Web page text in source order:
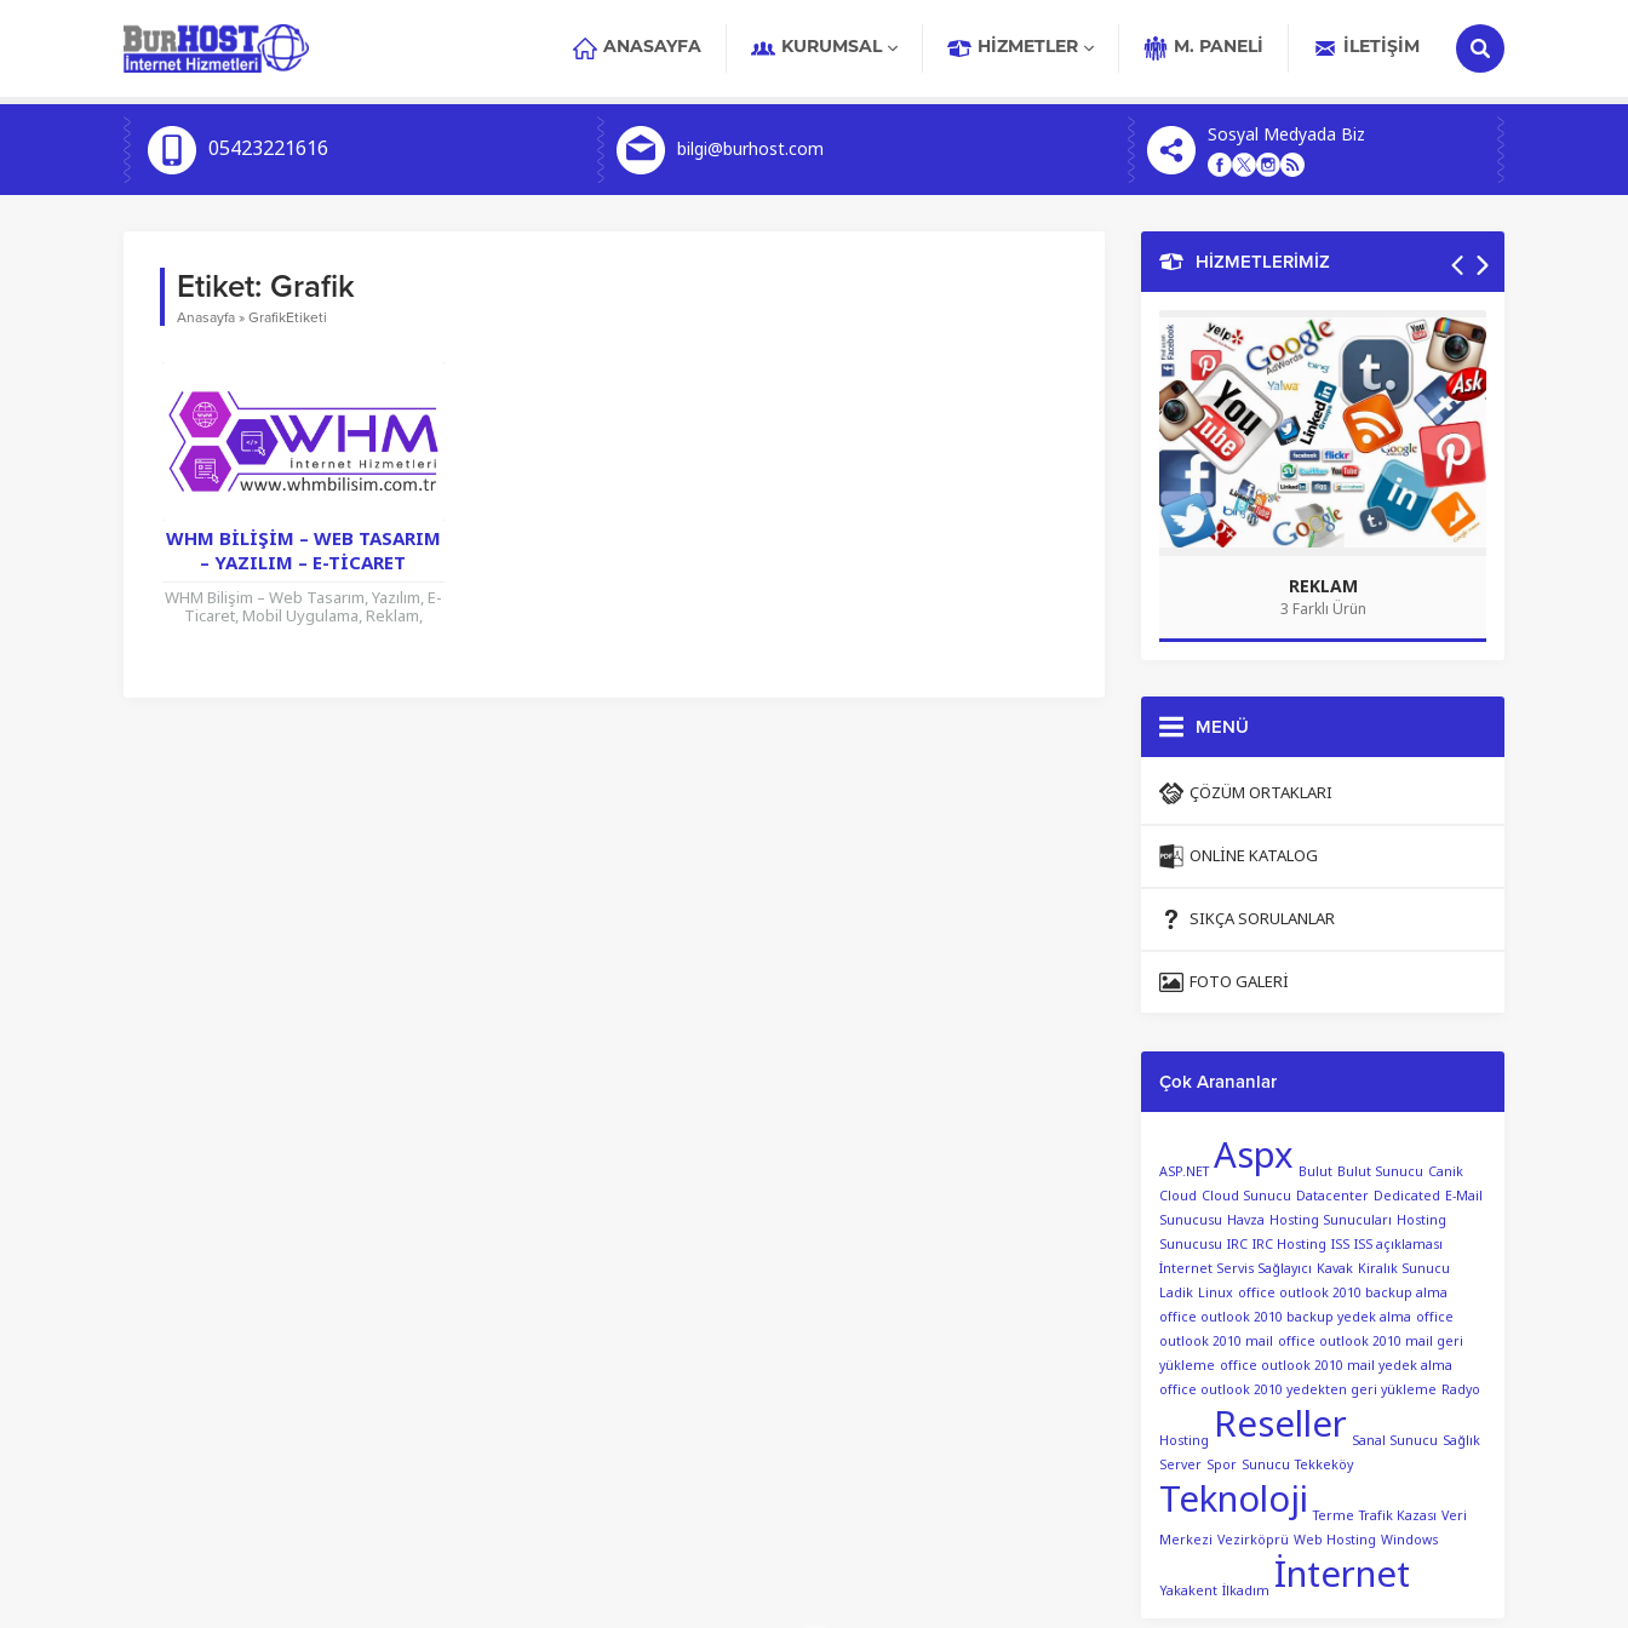
ANASAYFA KURUMSAL HIZMETLER M. PANELİ İLETIŞIM
05423221616 bilgi@burhost.com
Sosyal Medyada Biz
Etiket: Grafik
Anasayfa » GrafikEtiketi
WHM BILIŞIM – WEB TASARIM
– YAZILIM – E-TICARET
WHM Bilişim – Web Tasarım, Yazılım, E-
Ticaret, Mobil Uygulama, Reklam,
HİZMETLERİMİZ
REKLAM
3 Farklı Ürün
MENÜ
ÇÖZÜM ORTAKLARI
ONLINE KATALOG
SIKÇA SORULANLAR
FOTO GALERI
Çok Arananlar
ASP.NET Aspx Bulut Bulut Sunucu Canik
Cloud Cloud Sunucu Datacenter Dedicated E-Mail
Sunucusu Havza Hosting Sunucuları Hosting
Sunucusu IRC IRC Hosting ISS ISS açıklaması
İnternet Servis Sağlayıcı Kavak Kiralık Sunucu
Ladik Linux office outlook 2010 backup alma
office outlook 2010 backup yedek alma office
outlook 2010 mail office outlook 2010 mail geri
yükleme office outlook 2010 mail yedek alma
office outlook 2010 yedekten geri yükleme Radyo
Hosting Reseller Sanal Sunucu Sağlık
Server Spor Sunucu Tekkeköy
Teknoloji Terme Trafik Kazası Veri
Merkezi Vezirköprü Web Hosting Windows
Yakakent İlkadım İnternet